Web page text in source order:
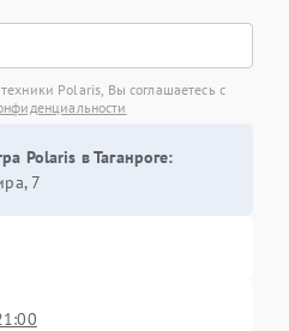
Polaris, Вы соглашаетесь с
Polaris в Таганроге:
7